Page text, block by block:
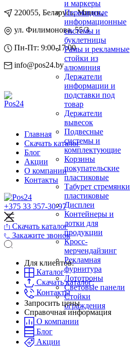
220055, Беларусь, Минск,
ул. Филимонова, 55/3
Пн-Пт: 9:00-17:00
info@pos24.by
и маркеры
Перекидные
информационные
системы и
буклетницы
Рамы и рекламные
стойки из
алюминия
Держатели
информации и
подставки под
товар
Держатели
вывесок
Подвесные
системы и
комплектующие
Корзины
покупательские
пластиковые
Табурет стремянки
пластиковые
Дисплеи
Контейнеры и
лотки для
продукции
Кросс-
мерчендайзинг
Рекламная
фурнитура
Лототроны
Световые панели
Стойки
ограждения
Главная
Скачать каталог
Блог
Акции
О компании
Контакты
+375 33 357-30-97
Скачать каталог
Закажите звонок
Для клиентов:
Каталог
Скачать каталог:
Контакты
Запросить цены
Справочная информация
О компании
Блог
Акции